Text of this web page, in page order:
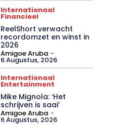
Internationaal
Financieel
ReelShort verwacht
recordomzet en winst in
2026
Amigoe Aruba -
6 Augustus, 2026
Internationaal
Entertainment
Mike Mignola: ‘Het
schrijven is saai’
Amigoe Aruba -
6 Augustus, 2026